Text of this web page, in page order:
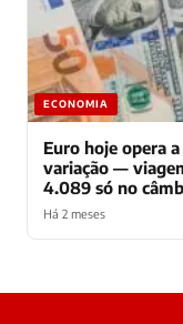
ECONOMIA
Euro hoje opera
variação —
4.089 só no
Há 2 meses